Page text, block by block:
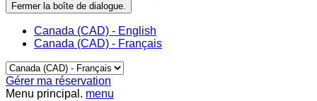
Fermer la boîte de dialogue.
Canada (CAD) - English
Canada (CAD) - Français
Gérer ma réservation
Menu principal. menu